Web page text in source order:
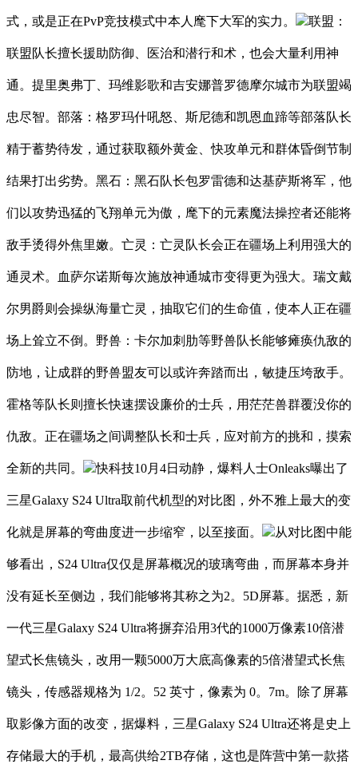
式，或是正在PvP竞技模式中本人麾下大军的实力。 联盟：
联盟队长擅长援助防御、医治和潜行和术，也会大量利用神
通。提里奥弗丁、玛维影歌和吉安娜普罗德摩尔城市为联盟竭
忠尽智。部落：格罗玛什吼怒、斯尼德和凯恩血蹄等部落队长
精于蓄势待发，通过获取额外黄金、快攻单元和群体昏倒节制
结果打出劣势。黑石：黑石队长包罗雷德和达基萨斯将军，他
们以攻势迅猛的飞翔单元为傲，麾下的元素魔法操控者还能将
敌手烫得外焦里嫩。亡灵：亡灵队长会正在疆场上利用强大的
通灵术。血萨尔诺斯每次施放神通城市变得更为强大。瑞文戴
尔男爵则会操纵海量亡灵，抽取它们的生命值，使本人正在疆
场上耸立不倒。野兽：卡尔加刺肋等野兽队长能够瘫痪仇敌的
防地，让成群的野兽盟友可以或许奔踏而出，敏捷压垮敌手。
霍格等队长则擅长快速摆设廉价的士兵，用茫茫兽群覆没你的
仇敌。正在疆场之间调整队长和士兵，应对前方的挑和，摸索
全新的共同。 快科技10月4日动静，爆料人士Onleaks曝出了
三星Galaxy S24 Ultra取前代机型的对比图，外不雅上最大的变
化就是屏幕的弯曲度进一步缩窄，以至接面。 从对比图中能
够看出，S24 Ultra仅仅是屏幕概况的玻璃弯曲，而屏幕本身并
没有延长至侧边，我们能够将其称之为2。5D屏幕。据悉，新
一代三星Galaxy S24 Ultra将摒弃沿用3代的1000万像素10倍潜
望式长焦镜头，改用一颗5000万大底高像素的5倍潜望式长焦
镜头，传感器规格为 1/2。52 英寸，像素为 0。7m。除了屏幕
取影像方面的改变，据爆料，三星Galaxy S24 Ultra还将是史上
存储最大的手机，最高供给2TB存储，这也是阵营中第一款搭